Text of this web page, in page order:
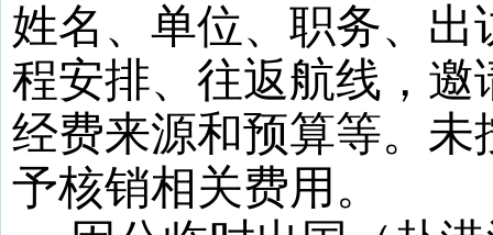
姓名、单位、职务、
程安排、往返航线，
经费来源和预算等。
予核销相关费用。